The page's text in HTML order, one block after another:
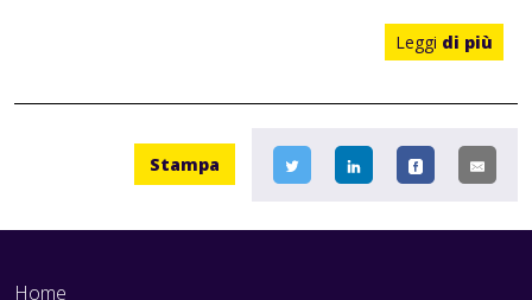
Leggi di più
Stampa
Home